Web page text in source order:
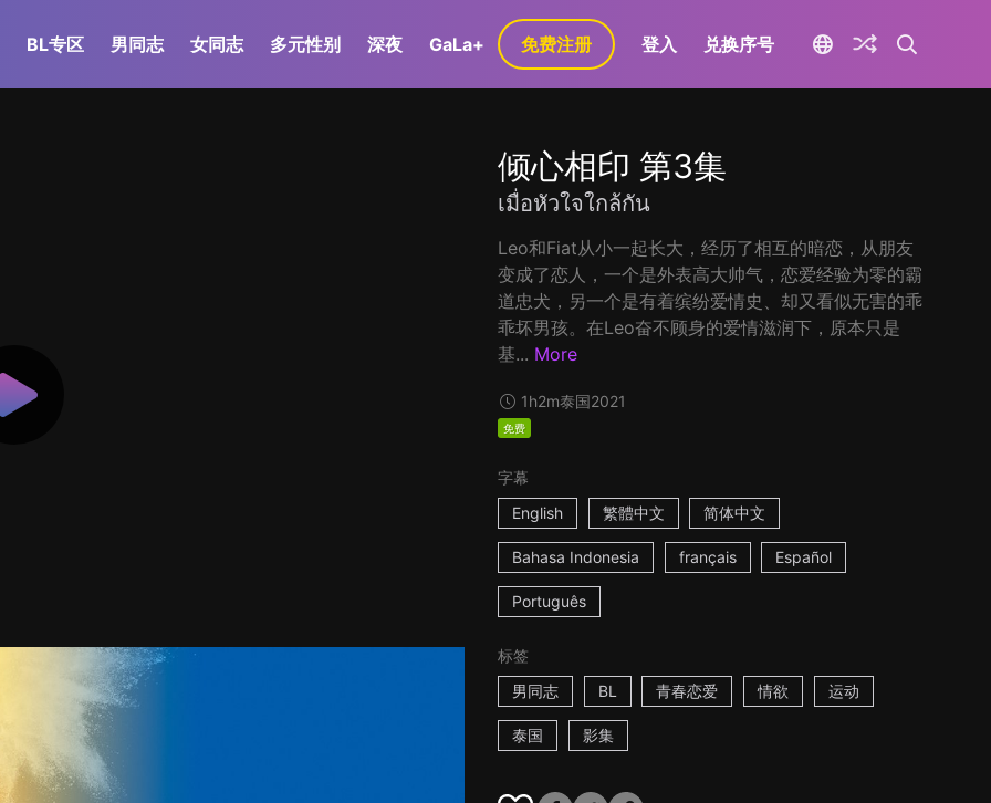
BL专区 男同志 女同志 多元性别 深夜 GaLa+ 免费注册 登入 兑换序号
倾心相印 第3集
เมื่อหัวใจใกล้กัน
Leo和Fiat从小一起长大，经历了相互的暗恋，从朋友
变成了恋人，一个是外表高大帅气，恋爱经验为零的霸
道忠犬，另一个是有着缤纷爱情史、却又看似无害的乖
乖坏男孩。在Leo奋不顾身的爱情滋润下，原本只是
基... More
1h2m泰国2021
免费
字幕
English
繁體中文 简体中文
Bahasa Indonesia français Español
Português
标签
男同志
BL 青春恋爱 情欲 运动
泰国 影集